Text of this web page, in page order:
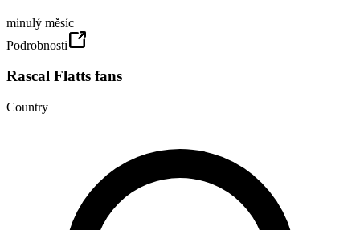
minulý měsíc
Podrobnosti
Rascal Flatts fans
Country